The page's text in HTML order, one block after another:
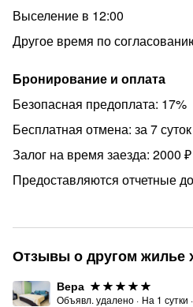
Выселение в 12:00
Другое время по
Бронирование и оплата
Безопасная предоплата: 17%
Бесплатная отмена: за 7 суток
Залог на время заезда: 2000 ₽
Предоставляются отчетные
Отзывы о другом жилье
Вера
Объявл. удалено · На 1 сутки ·